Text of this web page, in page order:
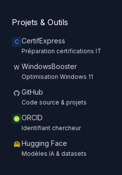
Projets & Outils
C CertifExpress
Préparation certifications IT
W WindowsBooster
Optimisation Windows 11
GitHub
Code source & projets
ORCID
Identifiant chercheur
🤗 Hugging Face
Modèles IA & datasets